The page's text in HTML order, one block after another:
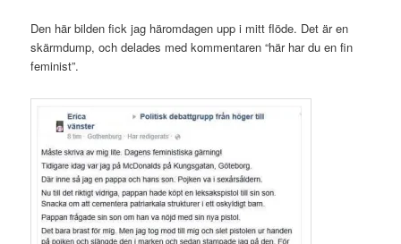
Den här bilden fick jag häromdagen upp i mitt flöde. Det är en
skärmdump, och delades med kommentaren “här har du en fin
feminist”.